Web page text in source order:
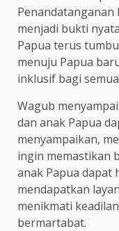
menjadi bukti
Papua terus
menuju Papua
inklusif bagi
Wagub
dan anak Papua
menyampaikan,
ingin memastikan
anak Papua dapat
mendapatkan
menikmati
bermartabat.